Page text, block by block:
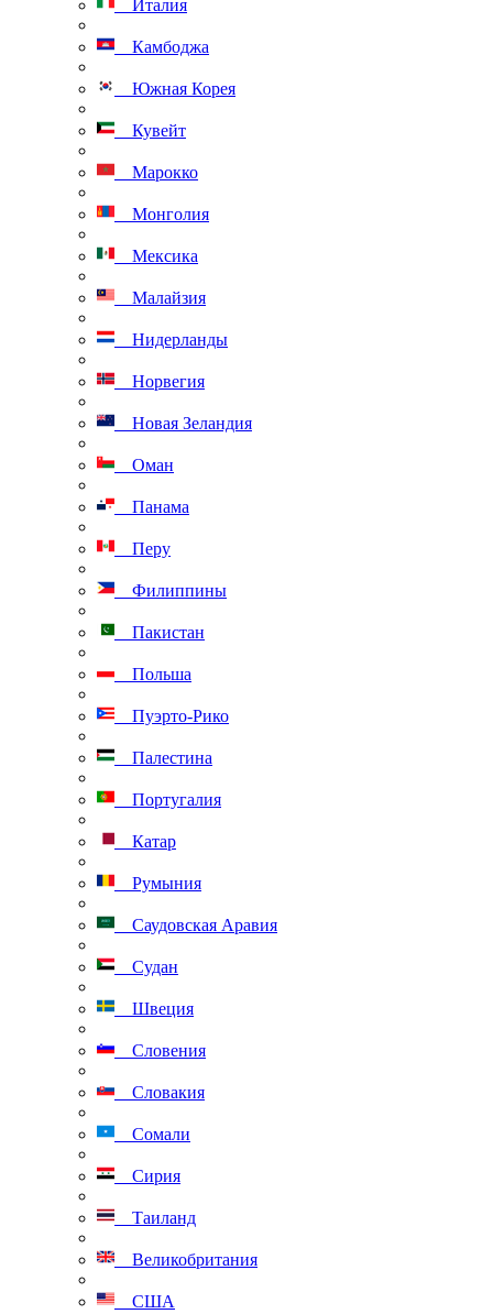
Италия
Камбоджа
Южная Корея
Кувейт
Марокко
Монголия
Мексика
Малайзия
Нидерланды
Норвегия
Новая Зеландия
Оман
Панама
Перу
Филиппины
Пакистан
Польша
Пуэрто-Рико
Палестина
Португалия
Катар
Румыния
Саудовская Аравия
Судан
Швеция
Словения
Словакия
Сомали
Сирия
Таиланд
Великобритания
США